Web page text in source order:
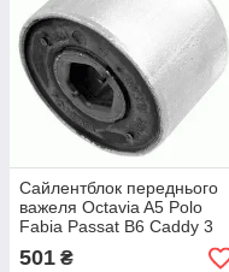
Сайлентблок переднього
важеля Octavia A5 Polo
Fabia Passat B6 Caddy 3
Golf 5 виробник Lemforder
501 ₴